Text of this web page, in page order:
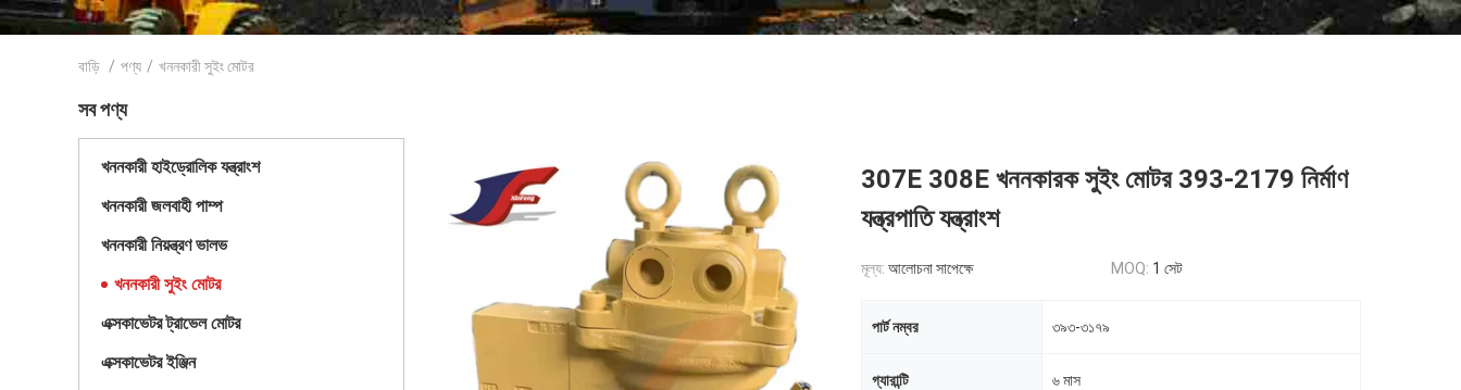
বাড়ি / পণ্য / খননকারী সুইং মোটর
সব পণ্য
খননকারী হাইড্রোলিক যন্ত্রাংশ
খননকারী জলবাহী পাম্প
খননকারী নিয়ন্ত্রণ ভালভ
খননকারী সুইং মোটর
এক্সকাভেটর ট্রাভেল মোটর
এক্সকাভেটর ইঞ্জিন
307E 308E খননকারক সুইং মোটর 393-2179 নির্মাণ
যন্ত্রপাতি যন্ত্রাংশ
মূল্য: আলোচনা সাপেক্ষে MOQ: 1 সেট
পার্ট নম্বর ৩৯৩-৩১৭৯
গ্যারান্টি ৬ মাস